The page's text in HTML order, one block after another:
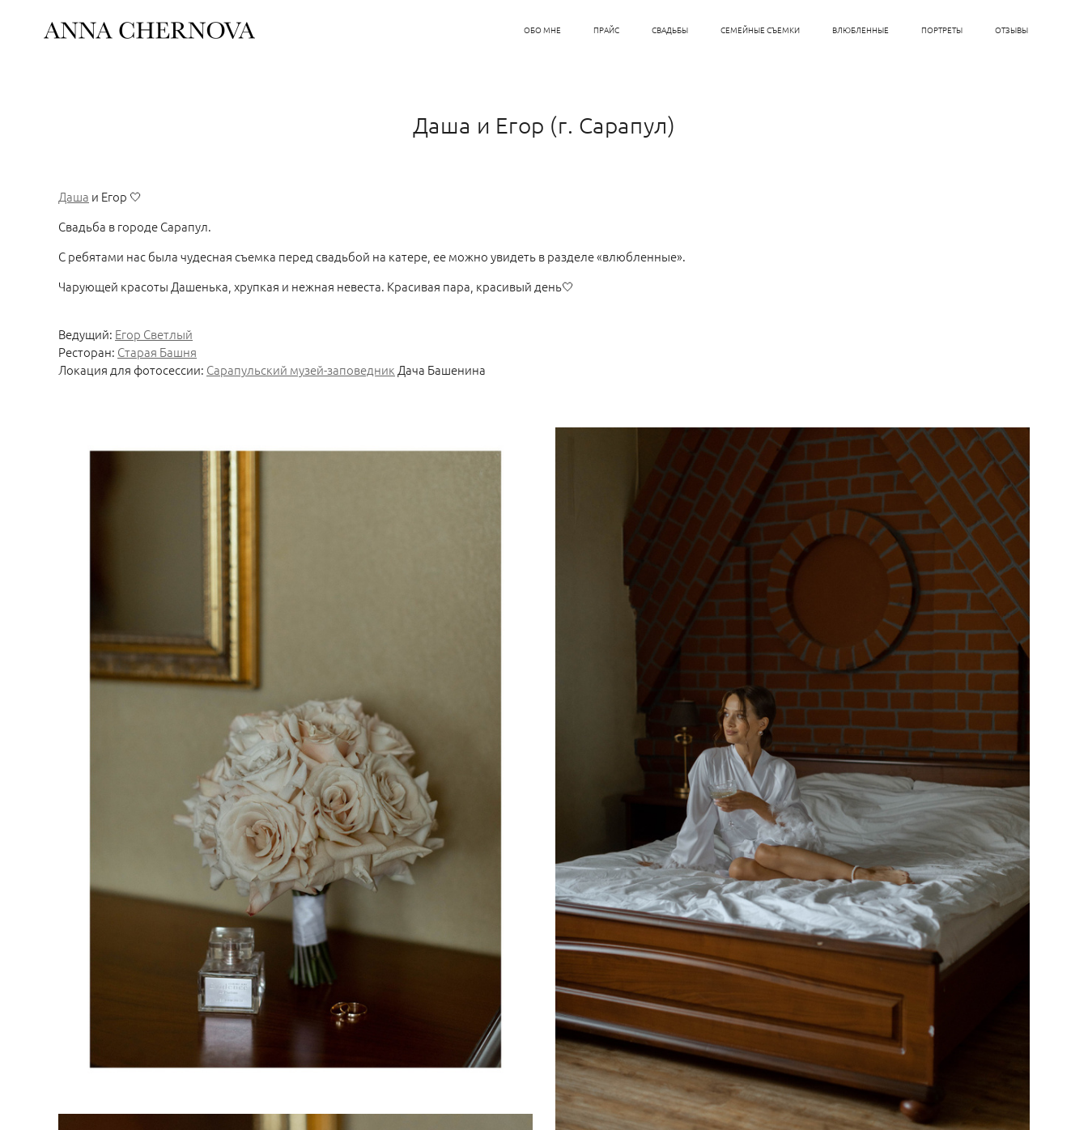
ОБО МНЕ ПРАЙС СВАДЬБЫ СЕМЕЙНЫЕ СЪЕМКИ ВЛЮБЛЕННЫЕ ПОРТРЕТЫ ОТЗЫВЫ
Даша и Егор (г. Сарапул)
Даша и Егор 🤍
Свадьба в городе Сарапул.
С ребятами нас была чудесная съемка перед свадьбой на катере, ее можно увидеть в разделе «влюбленные».
Чарующей красоты Дашенька, хрупкая и нежная невеста. Красивая пара, красивый день🤍
Ведущий: Егор Светлый
Ресторан: Старая Башня
Локация для фотосессии: Сарапульский музей-заповедник Дача Башенина